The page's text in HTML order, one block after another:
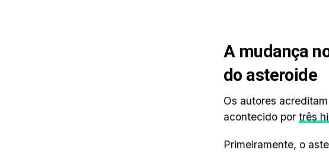
A mudança
do asteroide
Os autores
acontecido por três
Primeiramente, o